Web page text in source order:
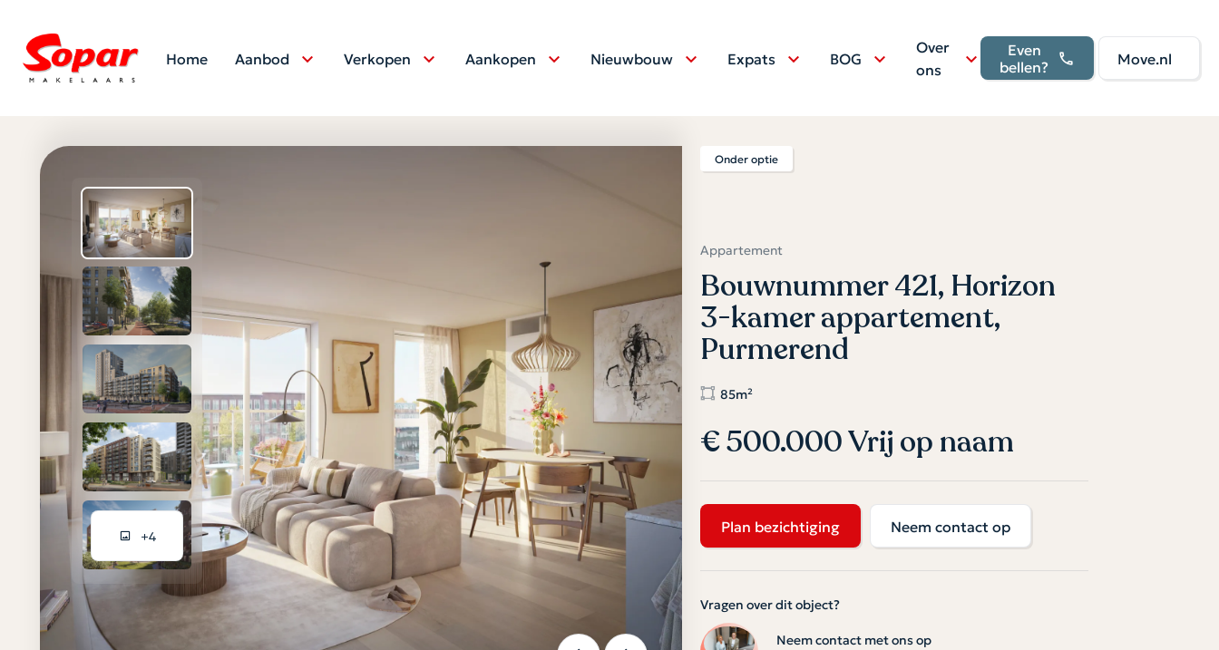
Home Aanbod Verkopen Aankopen Nieuwbouw Expats BOG
Over
ons
Even
bellen? Move.nl
+4
Onder optie
Appartement
Bouwnummer 421, Horizon
3-kamer appartement,
Purmerend
85m²
€ 500.000 Vrij op naam
Plan bezichtiging Neem contact op
Vragen over dit object?
Neem contact met ons op